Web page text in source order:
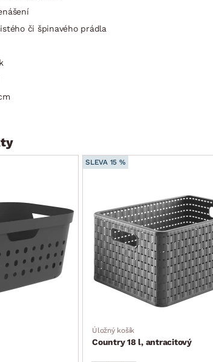
či špinavého prádla
SLEVA 15 %
Úložný košík
Country 18 l, antracitový